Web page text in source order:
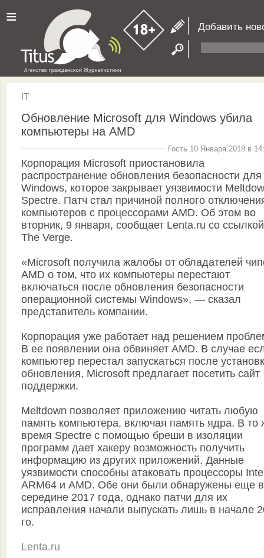
≡ Добавить
IT
Обновление Microsoft для Windows убила
компьютеры на AMD
Гость 10 Января 2018 в
Корпорация Microsoft приостановила
распространение обновления безопасности для
Windows, которое закрывает уязвимости
Spectre. Патч стал причиной полного
компьютеров с процессорами AMD. Об этом во
вторник, 9 января, сообщает Lenta.ru со
The Verge.
«Microsoft получила жалобы от обладателей
AMD о том, что их компьютеры перестают
включаться после обновления безопасности
операционной системы Windows», — сказал
представитель компании.
Корпорация уже работает над решением
В ее появлении она обвиняет AMD. В случае
компьютер перестал запускаться после
обновления, Microsoft предлагает посетить сайт
поддержки.
Meltdown позволяет приложению читать любую
память компьютера, включая память ядра. В то
время Spectre с помощью бреши в изоляции
программ дает хакеру возможность получить
информацию из других приложений. Данные
уязвимости способны атаковать процессоры
ARM64 и AMD. Обе они были обнаружены еще в
середине 2017 года, однако патчи для их
исправления начали выпускать лишь в начале
го.
Lenta.ru